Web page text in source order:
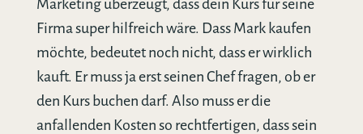
Marketing überzeugt, dass dein Kurs für seine
Firma super hilfreich wäre. Dass Mark kaufen
möchte, bedeutet noch nicht, dass er wirklich
kauft. Er muss ja erst seinen Chef fragen, ob er
den Kurs buchen darf. Also muss er die
anfallenden Kosten so rechtfertigen, dass sein